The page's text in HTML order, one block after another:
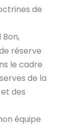
de
réserve
le cadre
de la
des
équipe